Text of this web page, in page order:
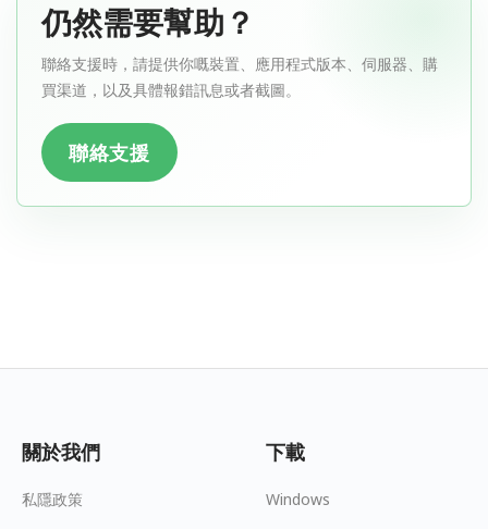
仍然需要幫助？
聯絡支援時，請提供你嘅裝置、應用程式版本、伺服器、購
買渠道，以及具體報錯訊息或者截圖。
聯絡支援
關於我們
私隱政策
下載
Windows